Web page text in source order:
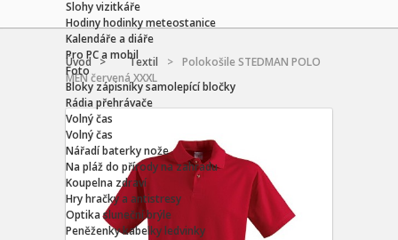
Slohy vizitkáře
Hodiny hodinky meteostanice
Kalendáře a diáře
Pro PC a mobil
Foto
Bloky zápisníky samolepící bločky
Rádia přehrávače
Volný čas
Volný čas
Nářadí baterky nože
Na pláž do přírody na zahradu
Koupelna zdraví
Hry hračky a antistresy
Optika sluneční brýle
Peněženky kabelky ledvinky
Úvod > Textil > Polokošile STEDMAN POLO
MEN červená XXXL